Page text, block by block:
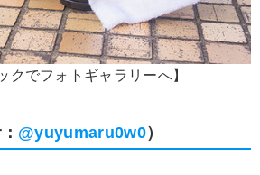
クでフォトギャラリーへ】
@yuyumaru0w0）